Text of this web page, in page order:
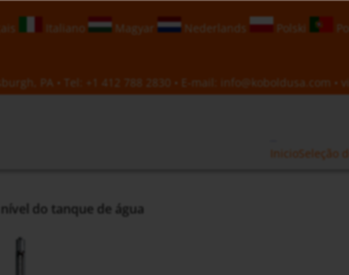
Italiano Magyar Nederlands Polski
PA • Tel: +1 412 788 2830 • E-mail: info@koboldusa.com •
Inicio Seleção
do tanque de água